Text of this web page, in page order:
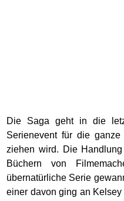
Die Saga geht in die
Serienevent für die
ziehen wird. Die
Büchern von
übernatürliche Serie
einer davon ging an